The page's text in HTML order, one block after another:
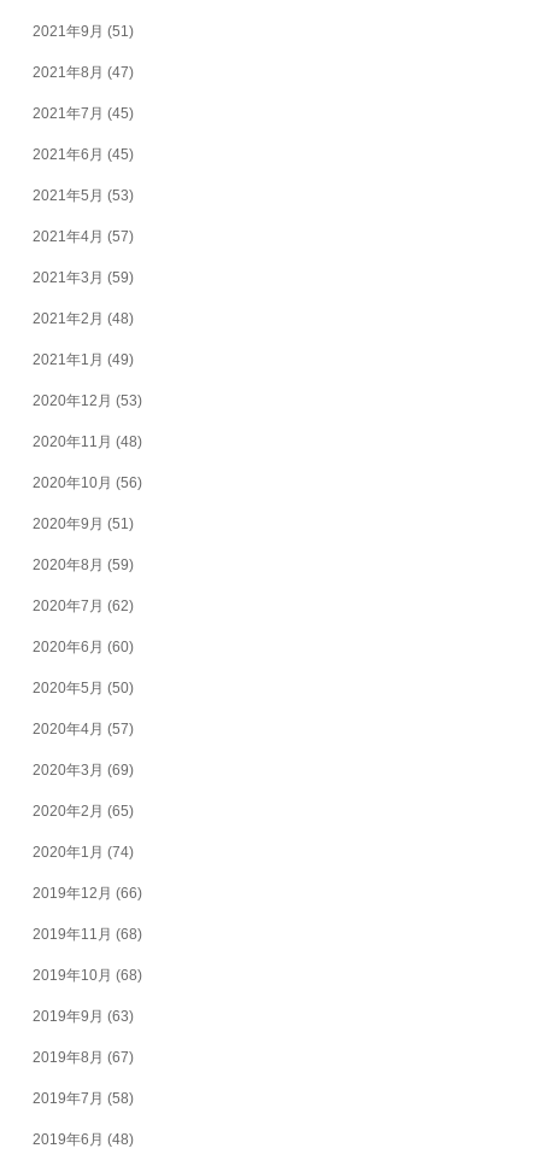
2021年9月 (51)
2021年8月 (47)
2021年7月 (45)
2021年6月 (45)
2021年5月 (53)
2021年4月 (57)
2021年3月 (59)
2021年2月 (48)
2021年1月 (49)
2020年12月 (53)
2020年11月 (48)
2020年10月 (56)
2020年9月 (51)
2020年8月 (59)
2020年7月 (62)
2020年6月 (60)
2020年5月 (50)
2020年4月 (57)
2020年3月 (69)
2020年2月 (65)
2020年1月 (74)
2019年12月 (66)
2019年11月 (68)
2019年10月 (68)
2019年9月 (63)
2019年8月 (67)
2019年7月 (58)
2019年6月 (48)